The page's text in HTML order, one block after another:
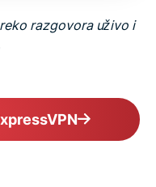
razgovora uživo i